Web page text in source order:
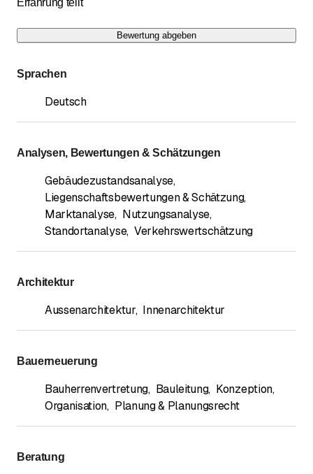
Erfahrung teilt
Bewertung abgeben
Sprachen
Deutsch
Analysen, Bewertungen & Schätzungen
Gebäudezustandsanalyse,
Liegenschaftsbewertungen & Schätzung,
Marktanalyse, Nutzungsanalyse,
Standortanalyse, Verkehrswertschätzung
Architektur
Aussenarchitektur, Innenarchitektur
Bauerneuerung
Bauherrenvertretung, Bauleitung, Konzeption,
Organisation, Planung & Planungsrecht
Beratung